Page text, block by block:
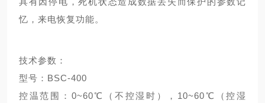
忆，来电恢复功能。
技术参数：
型号： BSC-400
控温范围： 0~60℃（不控湿时），10~60℃（控湿